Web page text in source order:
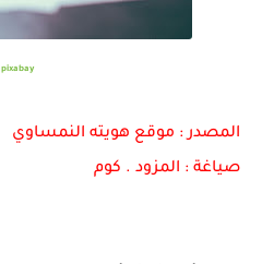
pixabay
المصدر : موقع هويته النمساوي
صياغة : المزود . كوم